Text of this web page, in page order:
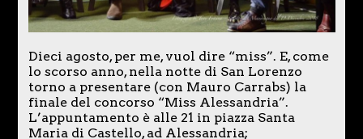
Dieci agosto, per me, vuol dire “miss”. E, come
lo scorso anno, nella notte di San Lorenzo
torno a presentare (con Mauro Carrabs) la
finale del concorso “Miss Alessandria”.
L’appuntamento è alle 21 in piazza Santa
Maria di Castello, ad Alessandria;